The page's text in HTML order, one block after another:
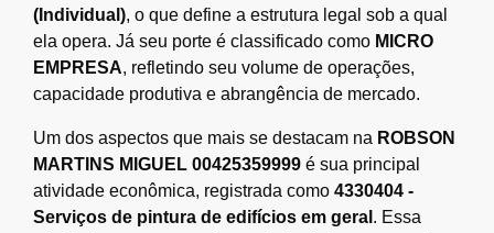
(Individual), o que define a estrutura legal sob a qual
ela opera. Já seu porte é classificado como MICRO
EMPRESA, refletindo seu volume de operações,
capacidade produtiva e abrangência de mercado.
Um dos aspectos que mais se destacam na ROBSON
MARTINS MIGUEL 00425359999 é sua principal
atividade econômica, registrada como 4330404 -
Serviços de pintura de edifícios em geral . Essa